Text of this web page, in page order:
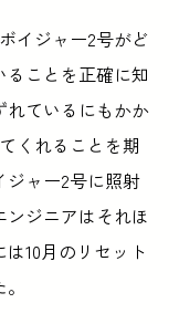
イジャー2号がど
ことを正確に知
れているにもかか
くれることを期
ャー2号に照射
ジニアはそれほ
10月のリセット